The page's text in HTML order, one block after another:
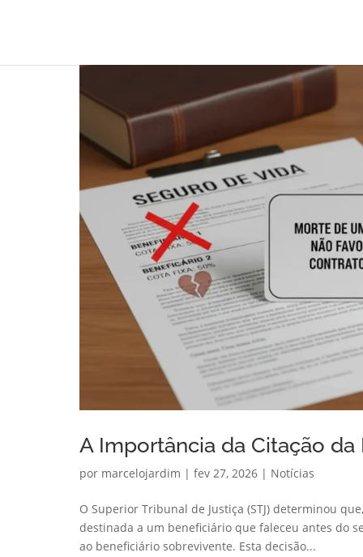
A Importância da Citação
por marcelojardim | fev 27, 2026 | Notícias
O Superior Tribunal de Justiça (STJ) determinou
destinada a um beneficiário que faleceu antes do
ao beneficiário sobrevivente. Esta decisão...